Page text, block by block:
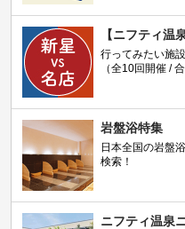
【ニフティ温
行ってみたい施
（全10回開催 /
岩盤浴特集
日本全国の岩盤
検索！
ニフティ温泉